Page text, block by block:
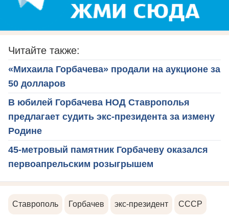
Читайте также:
«Михаила Горбачева» продали на аукционе за
50 долларов
В юбилей Горбачева НОД Ставрополья
предлагает судить экс-президента за измену
Родине
45-метровый памятник Горбачеву оказался
первоапрельским розыгрышем
Ставрополь Горбачев экс-президент СССР